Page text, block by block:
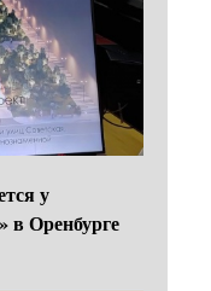
у
в Оренбурге